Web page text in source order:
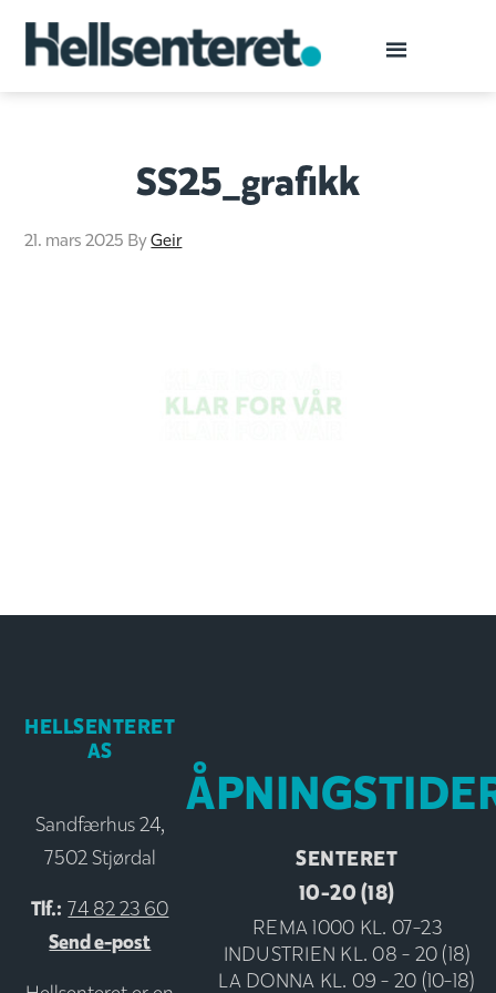
SS25_grafikk
21. mars 2025 ByGeir
HELLSENTERET
AS
Sandfærhus 24,
7502 Stjørdal
Tlf.: 74 82 23 60
Send e-post
SENTERET
10-20 (18)
REMA 1000 KL. 07-23
INDUSTRIEN KL. 08 - 20 (18)
LA DONNA KL. 09 - 20 (10-18)